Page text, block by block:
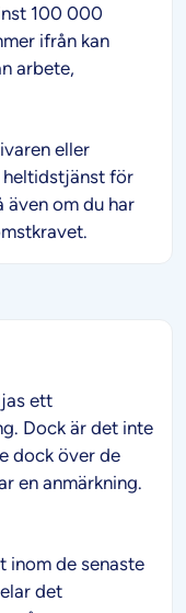
100 000
ifrån kan
arbete,
eller
heltidstjänst för
om du har
ett
Dock är det inte
dock över de
en anmärkning.
inom de senaste
det